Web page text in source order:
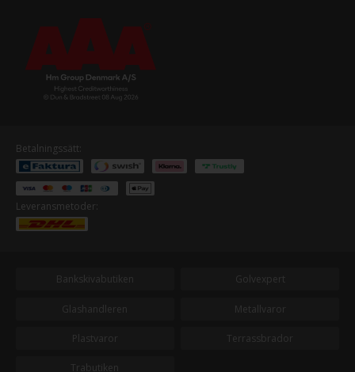
Betalningssätt:
Leveransmetoder:
Bankskivabutiken Golvexpert
Glashandleren Metallvaror
Plastvaror Terrassbrador
Trabutiken